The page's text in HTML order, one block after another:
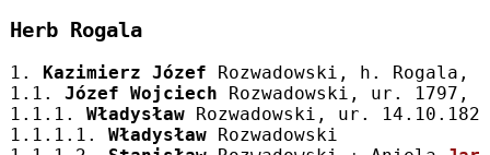
Herb Rogala
1. Kazimierz Józef Rozwadowski, h. Rogala,
1.1. Józef Wojciech Rozwadowski, ur. 1797,
1.1.1. Władysław Rozwadowski, ur.
1.1.1.1. Władysław Rozwadowski